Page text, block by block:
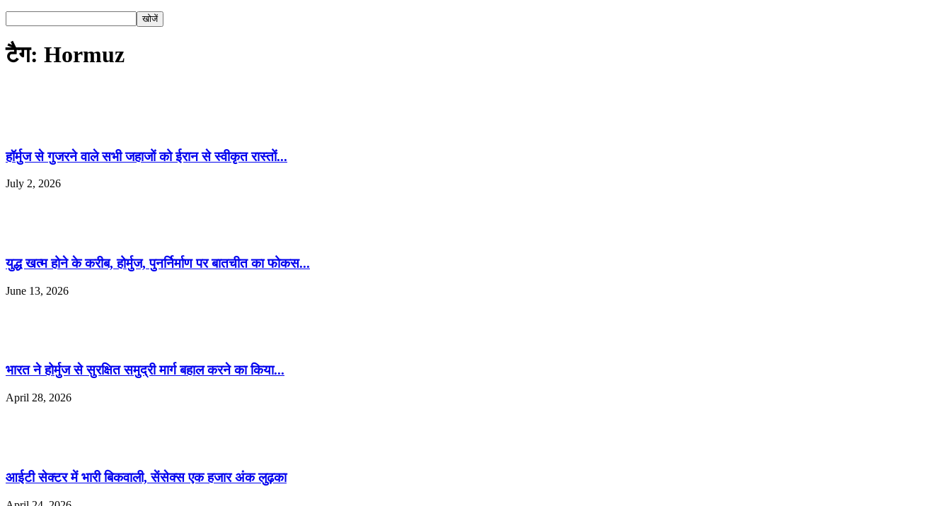
टैग: Hormuz
हॉर्मुज से गुजरने वाले सभी जहाजों को ईरान से स्वीकृत रास्तों...
July 2, 2026
युद्ध खत्म होने के करीब, होर्मुज, पुनर्निर्माण पर बातचीत का फोकस...
June 13, 2026
भारत ने होर्मुज से सुरक्षित समुद्री मार्ग बहाल करने का किया...
April 28, 2026
आईटी सेक्टर में भारी बिकवाली, सेंसेक्स एक हजार अंक लुढ़का